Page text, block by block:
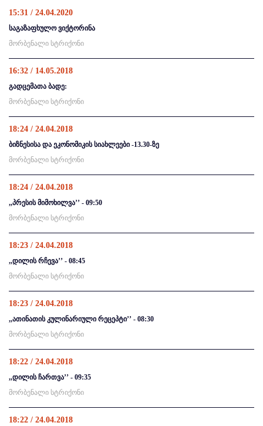
15:31 / 24.04.2020
საგაზაფხულო ვიქტორინა
მორბენალი სტრიქონი
16:32 / 14.05.2018
გადცემათა ბადე:
მორბენალი სტრიქონი
18:24 / 24.04.2018
ბიზნესისა და ეკონომიკის სიახლეები -13.30-ზე
მორბენალი სტრიქონი
18:24 / 24.04.2018
,,პრესის მიმოხილვა’’ - 09:50
მორბენალი სტრიქონი
18:23 / 24.04.2018
,,დილის რჩევა’’ - 08:45
მორბენალი სტრიქონი
18:23 / 24.04.2018
,,ათინათის კულინარიული რეცეპტი’’ - 08:30
მორბენალი სტრიქონი
18:22 / 24.04.2018
,,დილის ჩართვა’’ - 09:35
მორბენალი სტრიქონი
18:22 / 24.04.2018